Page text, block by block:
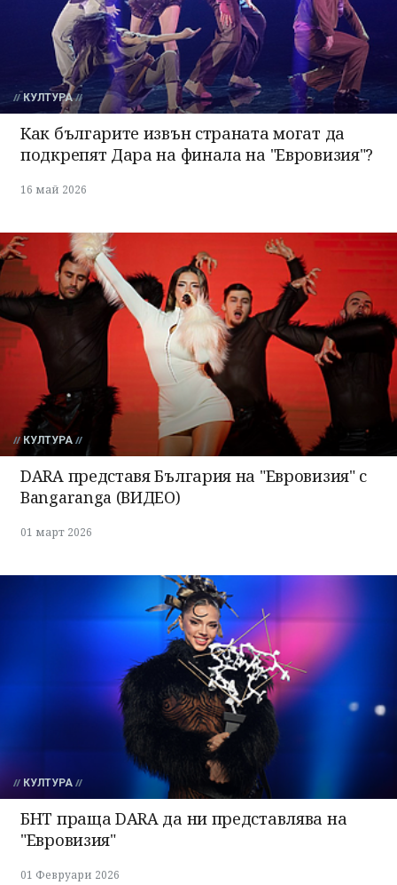
КУЛТУРА
Как българите извън страната могат да
подкрепят Дара на финала на "Евровизия"?
16 май 2026
КУЛТУРА
DARA представя България на "Евровизия" с
Bangaranga (ВИДЕО)
01 март 2026
КУЛТУРА
БНТ праща DARA да ни представлява на
"Евровизия"
01 Февруари 2026